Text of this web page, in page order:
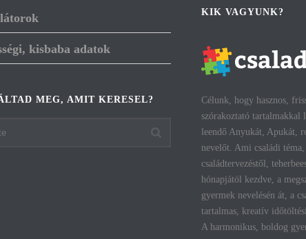
kisbaba adatok
MEG, AMIT KERESEL?
KIK VAGYUNK?
Célunk, hogy hasznos,
szórakoztató tartalmakkal
leendő Anyukát, Apukát,
nevelőt. Ami családi
családtervezéstől,
hónapjától kezdve, a
gyermek nevelésén át, a
tartalmas, kreatív
A harmonikus, boldog